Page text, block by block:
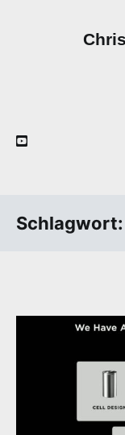
Schlagwort: